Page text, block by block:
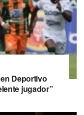
Deportivo
jugador”